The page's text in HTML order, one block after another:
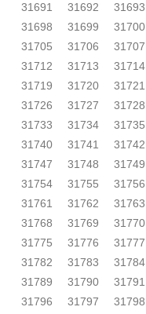
31691
31692 31693
31698
31699 31700
31705
31706 31707
31712
31713 31714
31719
31720 31721
31726
31727 31728
31733
31734 31735
31740
31741 31742
31747
31748 31749
31754
31755 31756
31761
31762 31763
31768
31769 31770
31775
31776 31777
31782
31783 31784
31789
31790 31791
31796
31797 31798